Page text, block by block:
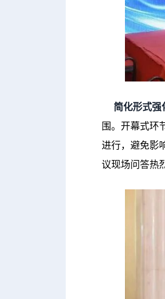
简化形式强
围。开幕式环
进行，避免影
议现场问答热